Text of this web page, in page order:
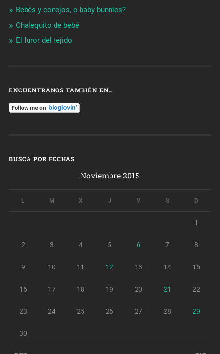
Bebés y conejos, o baby bunnies?
Chalequito de bebé
El furor del tejido
ENCUENTRANOS TAMBIÉN EN…
BUSCA POR FECHAS
Noviembre 2015
L M X J V S D
1
2 3 4 5 6 7 8
9 10 11 12 13 14 15
16 17 18 19 20 21 22
23 24 25 26 27 28 29
30